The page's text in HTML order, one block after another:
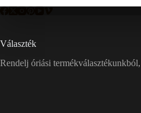
Választék
Rendelj óriási